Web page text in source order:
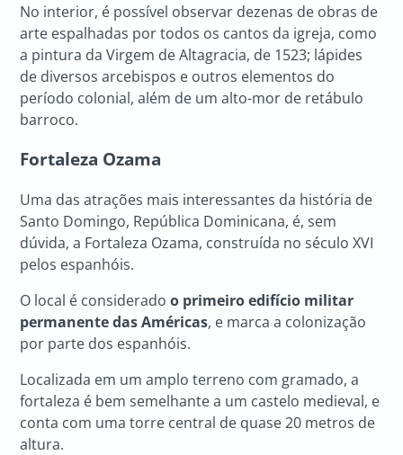
No interior, é possível observar dezenas de obras de
arte espalhadas por todos os cantos da igreja, como
a pintura da Virgem de Altagracia, de 1523; lápides
de diversos arcebispos e outros elementos do
período colonial, além de um alto-mor de retábulo
barroco.
Fortaleza Ozama
Uma das atrações mais interessantes da história de
Santo Domingo, República Dominicana, é, sem
dúvida, a Fortaleza Ozama, construída no século XVI
pelos espanhóis.
O local é consideradoo primeiro edifício militar
permanente das Américas, e marca a colonização
por parte dos espanhóis.
Localizada em um amplo terreno com gramado, a
fortaleza é bem semelhante a um castelo medieval, e
conta com uma torre central de quase 20 metros de
altura.